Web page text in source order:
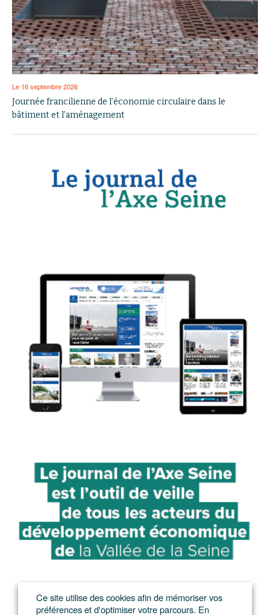
Le 16 septembre 2026
Journée francilienne de l’économie circulaire dans le
bâtiment et l’aménagement
Ce site utilise des cookies afin de mémoriser vos
préférences et d'optimiser votre parcours. En